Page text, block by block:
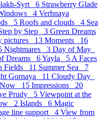
Syrt 6 Strawberry Glade
4 Verhnaya
5 Roofs and clouds 4 Sea
by Step 3 Green Dreams
pictures 13 Moments 16
Nightmares 3 Day of May
Dreams 6Yayla 5 A Faces
Fields 11 Summer Sea 7
Gornaya 11 Cloudy Day
Now 15 Impressions 20
Prudy 5 Viewpoint at the
2 Islands 6 Magic
line support 4 View from